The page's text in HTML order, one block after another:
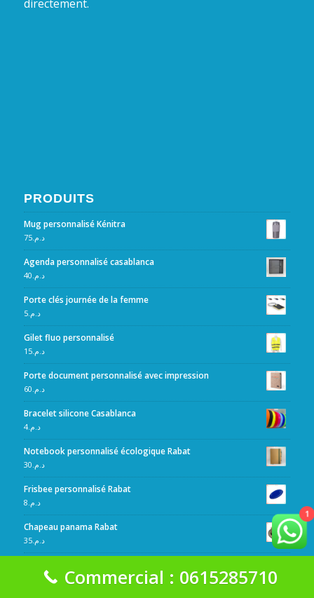
directement.
PRODUITS
Mug personnalisé Kénitra
د.م.75
Agenda personnalisé casablanca
د.م. 40
Porte clés journée de la femme
د.م.5
Gilet fluo personnalisé
د.م.15
Porte document personnalisé avec impression
د.م. 60
Bracelet silicone Casablanca
د.م.4
Notebook personnalisé écologique Rabat
د.م. 30
Frisbee personnalisé Rabat
د.م. 8
Chapeau panama Rabat
د.م.35
د.م.
1
Commercial : 0615285710